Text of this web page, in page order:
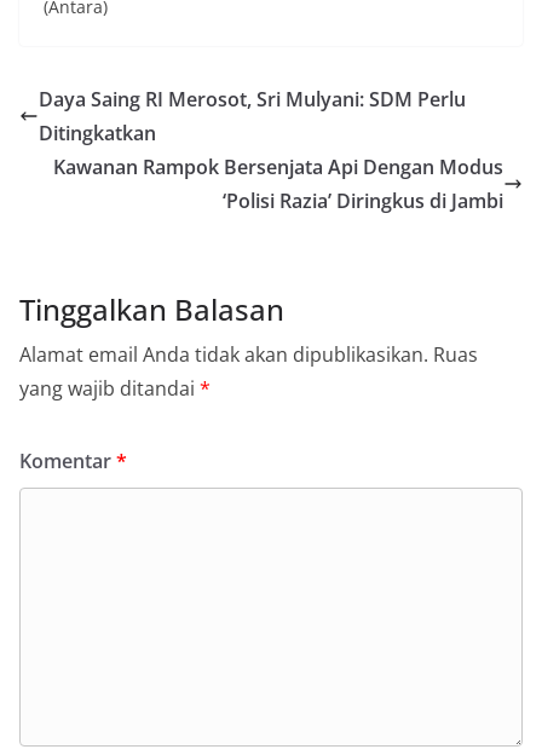
(Antara)
Daya Saing RI Merosot, Sri Mulyani: SDM Perlu
Ditingkatkan
Kawanan Rampok Bersenjata Api Dengan Modus
‘Polisi Razia’ Diringkus di Jambi
Tinggalkan Balasan
Alamat email Anda tidak akan dipublikasikan. Ruas
yang wajib ditandai *
Komentar*